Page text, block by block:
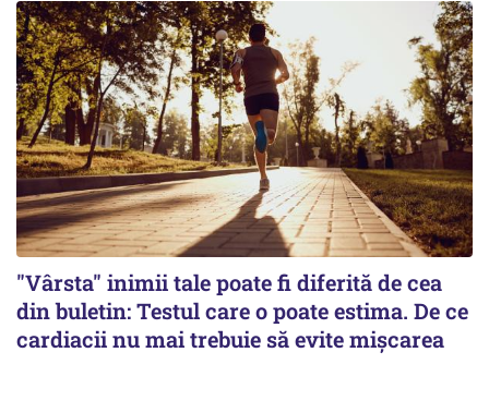
"Vârsta" inimii tale poate fi diferită de cea
din buletin: Testul care o poate estima. De ce
cardiacii nu mai trebuie să evite mișcarea